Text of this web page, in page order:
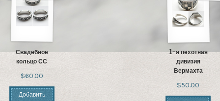
Свадебное
кольцо СС
$60.00
Добавить
1-я пехотная
дивизия
Вермахта
$50.00